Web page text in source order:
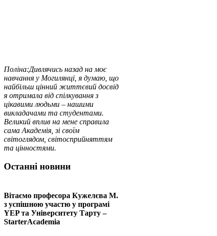
Поліна:Дивлячись назад на моє
навчання у Могилянці, я думаю, що
найбільш цінний життєвий досвід
я отримала від спілкування з
цікавими людьми – нашими
викладачами та студентами.
Великий вплив на мене справила
сама Академія, зі своїм
світоглядом, світосприйняттям
та цінностями.
Останні новини
Вітаємо професора Кужелєва М.
з успішною участю у програмі
YEP та Університету Тарту –
StarterAcademia